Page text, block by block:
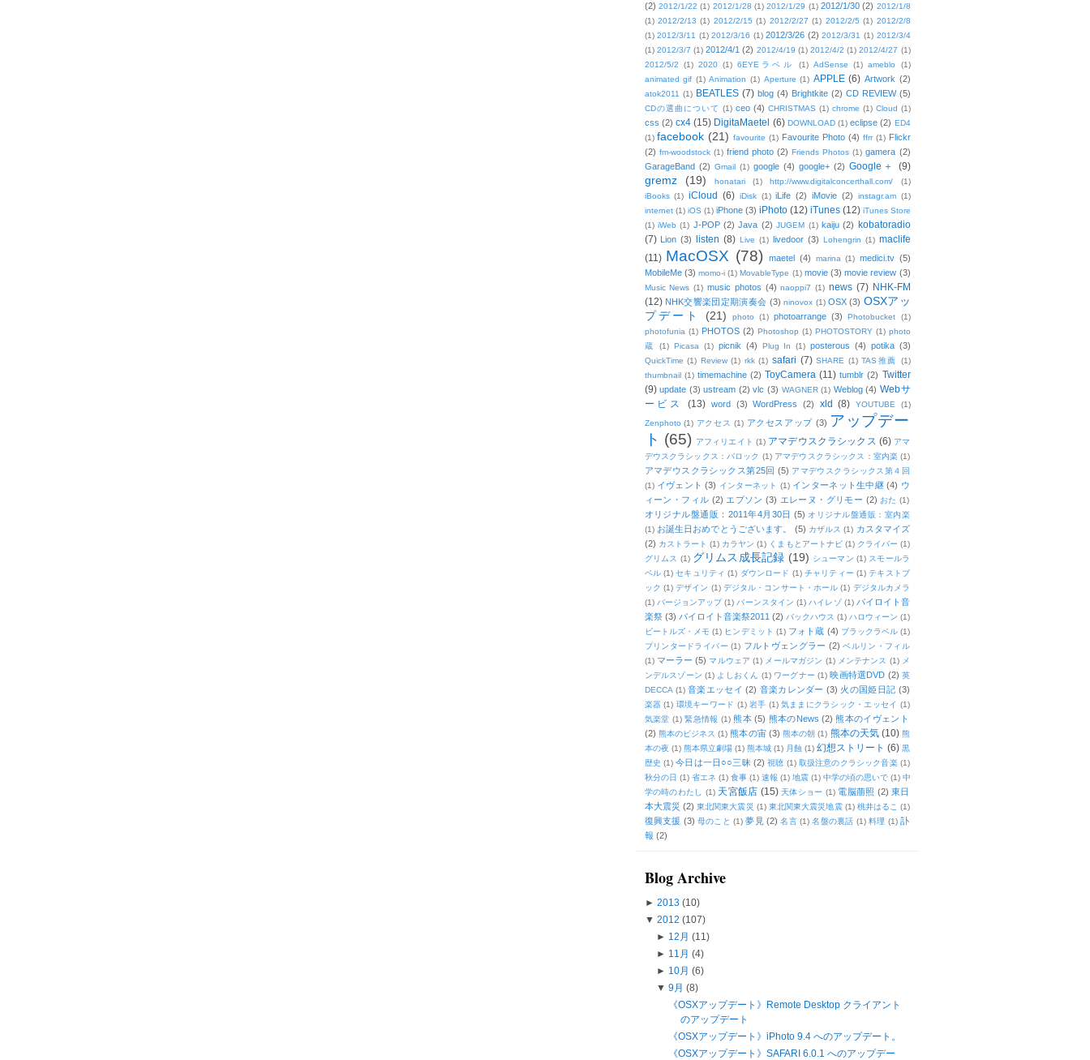
(2) 2012/1/22 (1) 2012/1/28 (1) 2012/1/29 (1) 2012/1/30 (2) 2012/1/8
(1) 2012/2/13 (1) 2012/2/15 (1) 2012/2/27 (1) 2012/2/5 (1) 2012/2/8
(1) 2012/3/11 (1) 2012/3/16 (1) 2012/3/26 (2) 2012/3/31 (1) 2012/3/4
(1) 2012/3/7 (1) 2012/4/1 (2) 2012/4/19 (1) 2012/4/2 (1) 2012/4/27 (1)
2012/5/2
(1) 2020 (1) 6EYEラベル (1) AdSense (1) ameblo
(1)
animated gif (1) Animation (1) Aperture (1) APPLE (6) Artwork (2)
atok2011 (1) BEATLES (7) blog (4) Brightkite (2) CD REVIEW (5)
CDの選曲について (1) ceo (4) CHRISTMAS (1) chrome (1) Cloud (1)
css (2) cx4 (15) DigitaMaetel (6) DOWNLOAD (1) eclipse (2) ED4
(1) facebook (21) favourite (1) Favourite Photo (4) ffrr (1) Flickr
(2) fm-woodstock (1) friend photo (2) Friends Photos (1) gamera (2)
GarageBand (2) Gmail (1) google (4) google+ (2) Google＋ (9)
gremz (19) honatari (1) http://www.digitalconcerthall.com/
(1)
iBooks (1) iCloud (6) iDisk (1) iLife (2) iMovie (2) instagr.am (1)
internet (1) iOS (1) iPhone (3) iPhoto (12) iTunes (12) iTunes Store
(1) iWeb (1) J-POP (2) Java (2) JUGEM (1) kaiju (2)
kobatoradio
(7) Lion (3) listen (8) Live (1) livedoor (3) Lohengrin (1) maclife
(11) MacOSX (78) maetel (4) marina (1) medici.tv (5)
MobileMe (3) momo-i (1) MovableType (1) movie (3) movie review (3)
Music News (1) music photos (4) naoppi7 (1) news (7) NHK-FM
(12) NHK交響楽団定期演奏会 (3) ninovox (1) OSX (3) OSXアッ
プデート
(21) photo (1) photoarrange (3) Photobucket
(1)
photofunia (1) PHOTOS (2) Photoshop (1) PHOTOSTORY (1) photo
蔵
(1) Picasa (1) picnik (4) Plug In (1) posterous (4) potika (3)
QuickTime (1) Review (1) rkk (1) safari (7) SHARE (1) TAS推薦
(1)
thumbnail (1) timemachine (2) ToyCamera (11) tumblr (2) Twitter
(9) update (3) ustream (2) vlc (3) WAGNER (1) Weblog (4) Webサ
ービス
(13) word (3) WordPress (2) xld (8) YOUTUBE (1)
Zenphoto (1) アクセス (1) アクセスアップ (3) アップデー
ト (65) アフィリエイト (1) アマデウスクラシックス (6) アマ
デウスクラシックス：バロック (1) アマデウスクラシックス：室内楽 (1)
アマデウスクラシックス第25回 (5) アマデウスクラシックス第４回
(1) イヴェント (3) インターネット (1) インターネット生中継 (4) ウ
ィーン・フィル (2) エプソン (3) エレーヌ・グリモー (2) おた (1)
オリジナル盤通販：2011年4月30日 (5) オリジナル盤通販：室内楽
(1) お誕生日おめでとうございます。 (5) カザルス (1) カスタマイズ
(2) カストラート (1) カラヤン (1) くまもとアートナビ (1) クライバー (1)
グリムス (1) グリムス成長記録 (19) シューマン (1) スモールラ
ベル (1) セキュリティ (1) ダウンロード (1) チャリティー (1) テキストブ
ック (1) デザイン (1) デジタル・コンサート・ホール (1) デジタルカメラ
(1) バージョンアップ (1) バーンスタイン (1) ハイレゾ (1) バイロイト音
楽祭 (3) バイロイト音楽祭2011 (2) バックハウス (1) ハロウィーン (1)
ビートルズ・メモ (1) ヒンデミット (1) フォト蔵 (4) ブラックラベル (1)
プリンタードライバー (1) フルトヴェングラー (2) ベルリン・フィル
(1) マーラー (5) マルウェア (1) メールマガジン (1) メンテナンス (1) メ
ンデルスゾーン (1) よしおくん (1) ワーグナー (1) 映画特選DVD (2) 英
DECCA (1) 音楽エッセイ (2) 音楽カレンダー (3) 火の国姫日記 (3)
楽器 (1) 環境キーワード (1) 岩手 (1) 気ままにクラシック・エッセイ (1)
気楽堂 (1) 緊急情報 (1) 熊本 (5) 熊本のNews (2) 熊本のイヴェント
(2) 熊本のビジネス (1) 熊本の宙 (3) 熊本の朝 (1) 熊本の天気 (10) 熊
本の夜 (1) 熊本県立劇場 (1) 熊本城 (1) 月蝕 (1) 幻想ストリート (6) 黒
歴史 (1) 今日は一日○○三昧 (2) 視聴 (1) 取扱注意のクラシック音楽 (1)
秋分の日 (1) 省エネ (1) 食事 (1) 速報 (1) 地震 (1) 中学の頃の思いで (1) 中
学の時のわたし
(1) 天宮飯店 (15) 天体ショー (1) 電脳萠照 (2) 東日
本大震災 (2) 東北関東大震災 (1) 東北関東大震災地震 (1) 桃井はるこ (1)
復興支援 (3) 母のこと (1) 夢見 (2) 名言 (1) 名盤の裏話 (1) 料理 (1) 訃
報 (2)
Blog Archive
► 2013 (10)
▼ 2012 (107)
► 12月 (11)
► 11月 (4)
► 10月 (6)
▼ 9月 (8)
《OSXアップデート》Remote Desktop クライアント
のアップデート
《OSXアップデート》iPhoto 9.4 へのアップデート。
《OSXアップデート》SAFARI 6.0.1 へのアップデー